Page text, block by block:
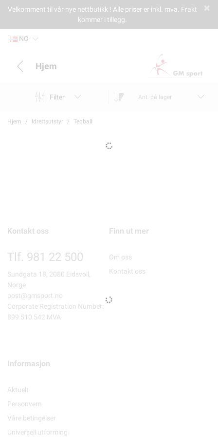
Velkomment til vår nye nettbutikk ! Alle priser er inkl. mva. Frakt
kommer i tillegg.
NO
Hjem
Filter Ant. på lager
Hjem Idrettsutstyr Teqball
Kontakt oss
Tlf. 981 22 500
Sundgata 18, 2080 Eidsvoll,
Norge
post@gmsport.no
Corporate Registration Number:
899 510 542 MVA
Finn ut mer
Om oss
Kontakt oss
Informasjon
Aktuelt
Personvern
Våre betingelser
Universell utforming